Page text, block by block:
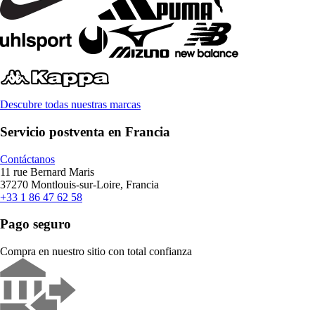
Descubre todas nuestras marcas
Servicio postventa en Francia
Contáctanos
11 rue Bernard Maris
37270 Montlouis-sur-Loire, Francia
+33 1 86 47 62 58
Pago seguro
Compra en nuestro sitio con total confianza